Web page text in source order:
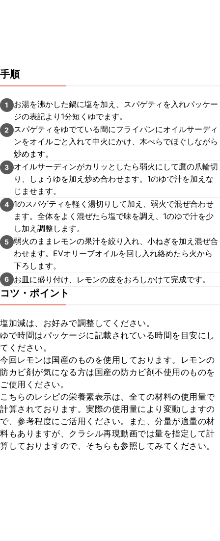
手順
1
お湯を沸かした鍋に塩を加え、スパゲティを入れパッケー
ジの表記より1分短くゆでます。
2
スパゲティをゆでている間にフライパンにオイルサーディ
ンをオイルごと入れて中火にかけ、木べらでほぐしながら
炒めます。
3
オイルサーディンがカリッとしたら弱火にして鷹の爪輪切
り、しょうゆを加え炒め合わせます。1のゆで汁を加えな
じませます。
4
1のスパゲティを軽く湯切りして加え、弱火で混ぜ合わせ
ます。全体をよく混ぜたら塩で味を調え、1のゆで汁を少
し加え調整します。
5 弱火のままレモンの果汁を絞り入れ、小ねぎを加え混ぜ合
わせます。EVオリーブオイルを回し入れ絡めたら火から
下ろします。
6 お皿に盛り付け、レモンの皮をおろしかけて完成です。
コツ・ポイント
塩加減は、お好みで調整してください。
ゆで時間はパッケージに記載されている時間を目安にし
てください。
今回レモンは国産のものを使用しております。レモンの
防カビ剤が気になる方は国産の防カビ剤不使用のものを
ご使用ください。
こちらのレシピの栄養素表示は、全ての材料の使用量で
計算されております。実際の使用量により変動しますの
で、参考程度にご活用ください。また、分量が適量の材
料もありますが、クラシル再現動画では量を指定して計
算しておりますので、そちらも参照してみてください。